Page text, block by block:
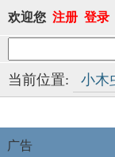
欢迎您 注册 登录
当前位置: 小木
广告